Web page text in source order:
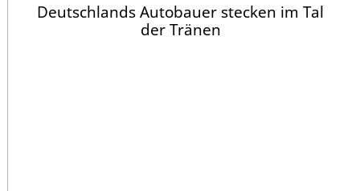
Deutschlands Autobauer stecken im Tal
der Tränen